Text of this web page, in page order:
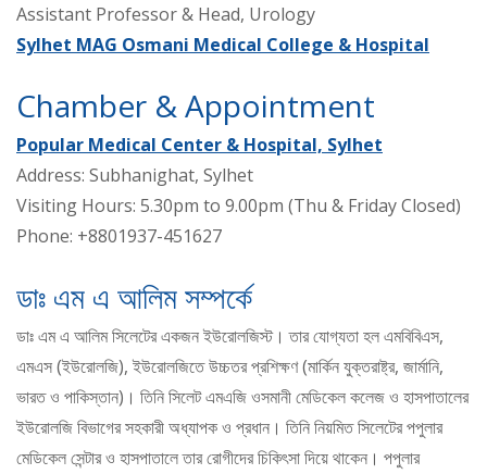
Assistant Professor & Head, Urology
Sylhet MAG Osmani Medical College & Hospital
Chamber & Appointment
Popular Medical Center & Hospital, Sylhet
Address: Subhanighat, Sylhet
Visiting Hours: 5.30pm to 9.00pm (Thu & Friday Closed)
Phone: +8801937-451627
ডাঃ এম এ আলিম সম্পর্কে
ডাঃ এম এ আলিম সিলেটের একজন ইউরোলজিস্ট। তার যোগ্যতা হল এমবিবিএস,
এমএস (ইউরোলজি), ইউরোলজিতে উচ্চতর প্রশিক্ষণ (মার্কিন যুক্তরাষ্ট্র, জার্মানি,
ভারত ও পাকিস্তান)। তিনি সিলেট এমএজি ওসমানী মেডিকেল কলেজ ও হাসপাতালের
ইউরোলজি বিভাগের সহকারী অধ্যাপক ও প্রধান। তিনি নিয়মিত সিলেটের পপুলার
মেডিকেল সেন্টার ও হাসপাতালে তার রোগীদের চিকিৎসা দিয়ে থাকেন। পপুলার